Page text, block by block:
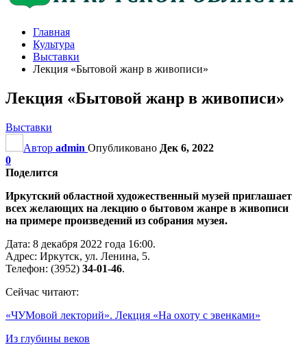
Главная
Культура
Выставки
Лекция «Бытовой жанр в живописи»
Лекция «Бытовой жанр в живописи»
Выставки
Автор admin Опубликовано Дек 6, 2022
0
Поделится
Иркутский областной художественный музей приглашает
всех желающих на лекцию о бытовом жанре в живописи
на примере произведений из собрания музея.
Дата: 8 декабря 2022 года 16:00.
Адрес: Иркутск, ул. Ленина, 5.
Телефон: (3952) 34-01-46.
Сейчас читают:
«ЧУМовой лекторий». Лекция «На охоту с эвенками»
Из глубины веков